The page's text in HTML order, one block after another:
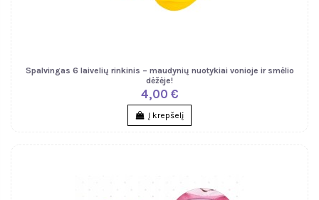
Spalvingas 6 laivelių rinkinis – maudynių nuotykiai vonioje ir smėlio
dėžėje!
4,00 €
Į krepšelį